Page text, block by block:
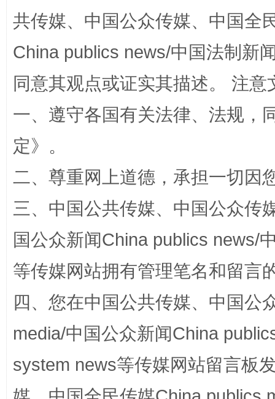
解纷+调解+退费，一次搞定
站台名比不上好声名
共传媒、中国公众传媒、中国全
China publics news/中国法制新
同意其观点或证实其描述。 注
一、遵守各国有关法律、法规，
定》。
二、尊重网上道德，承担一切因
三、中国公共传媒、中国公众传
国公众新闻China publics news/
等传媒网站拥有管理笔名和留言
四、您在中国公共传媒、中国公
media/中国公众新闻China
system news等传媒网站留言板